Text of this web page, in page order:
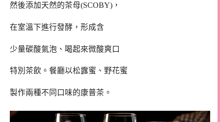
然後添加天然的茶母(SCOBY)，
在室溫下進行發酵，形成含
少量碳酸氣泡、喝起來微酸爽口
特別茶飲。餐廳以松露蜜、野花蜜
製作兩種不同口味的康普茶。